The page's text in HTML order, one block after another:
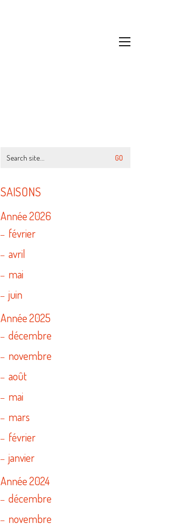
for:
SAISONS
Année 2026
février
avril
mai
juin
Année 2025
décembre
novembre
août
mai
mars
février
janvier
Année 2024
décembre
novembre